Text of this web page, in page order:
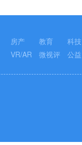
房产 教育 科技
VR/AR 微视评 公益